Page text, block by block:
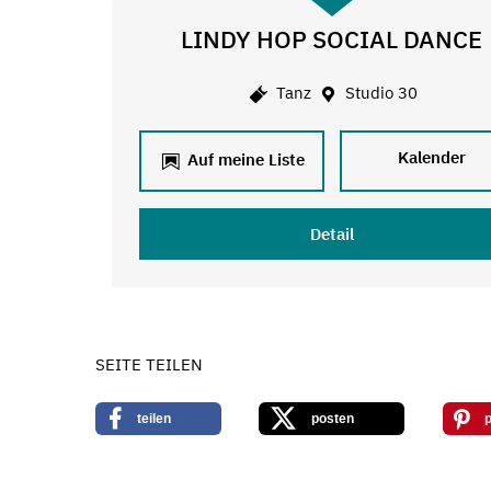
LINDY HOP SOCIAL DANCE
Tanz Studio 30
Auf meine Liste Kalender
Detail
SEITE TEILEN
teilen posten